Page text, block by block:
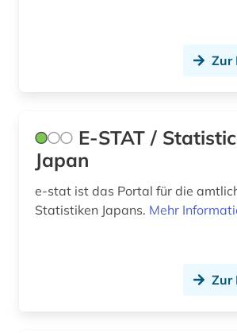
audiovisuelle medien (1)
aufenthaltsrecht (1)
Zur
E-STAT /
Japan
e-stat ist das Portal für die
Statistiken Japans. Mehr
Zur